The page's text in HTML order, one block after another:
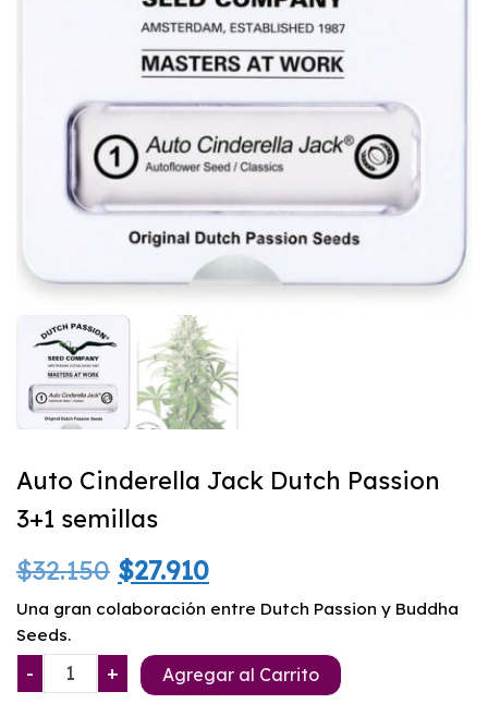
Auto Cinderella Jack Dutch Passion
3+1 semillas
$32.150 El
precio
original
era:
$27.910El
precio
actual
es:
Una gran colaboración entre Dutch Passion y Buddha
Seeds.
-
Auto
Cinderella
+ Agregar al Carrito